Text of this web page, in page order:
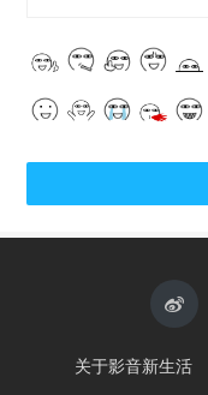
关于影音新生活